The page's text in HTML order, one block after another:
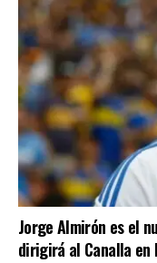
Jorge Almirón es el
dirigirá al Canalla en